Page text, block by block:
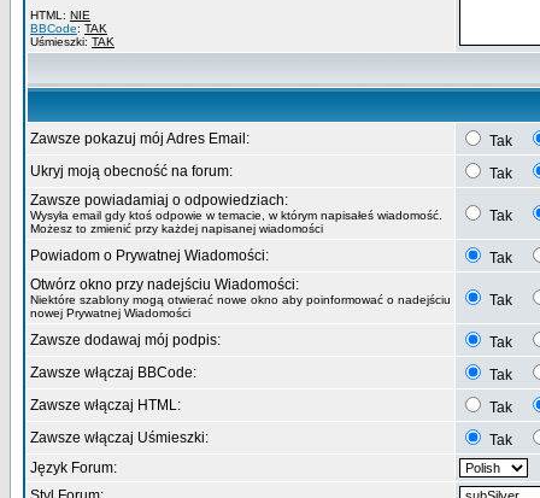
HTML: NIE
BBCode: TAK
Uśmieszki: TAK
Zawsze pokazuj mój Adres Email:
Tak
Ukryj moją obecność na forum:
Tak
Zawsze powiadamiaj o odpowiedziach:
Wysyła email gdy ktoś odpowie w temacie, w którym napisałeś wiadomość.
Możesz to zmienić przy każdej napisanej wiadomości
Tak
Powiadom o Prywatnej Wiadomości:
Tak
Otwórz okno przy nadejściu Wiadomości:
Niektóre szablony mogą otwierać nowe okno aby poinformować o nadejściu
nowej Prywatnej Wiadomości
Tak
Zawsze dodawaj mój podpis:
Tak
Zawsze włączaj BBCode:
Tak
Zawsze włączaj HTML:
Tak
Zawsze włączaj Uśmieszki:
Tak
Język Forum: